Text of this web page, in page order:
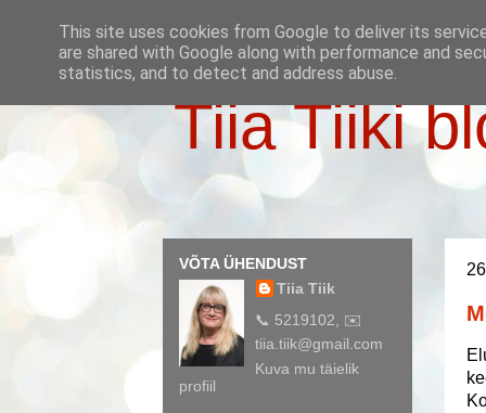
Tiia Tiiki
VÕTA ÜHENDUST
Tiia Tiik
📞 5219102, ✉️
tiia.tiik@gmail.com
Kuva mu täielik
profiil
This site uses cookies from Google to deliver its
are shared with Google along with performance and
statistics, and to detect and address abuse.